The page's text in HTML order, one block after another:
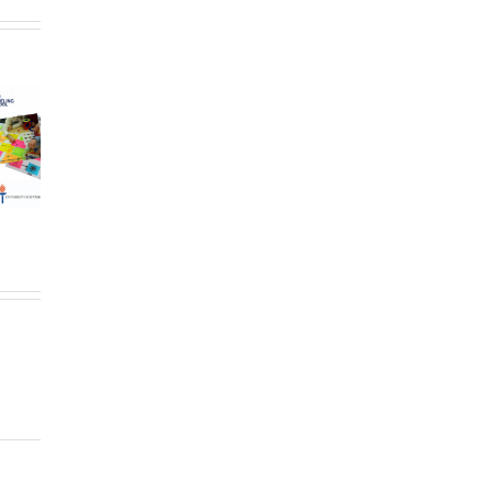
para la
del
una